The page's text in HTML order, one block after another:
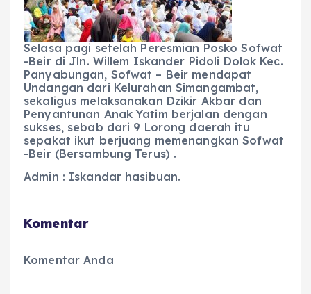
Selasa pagi setelah Peresmian Posko Sofwat
-Beir di Jln. Willem Iskander Pidoli Dolok Kec.
Panyabungan, Sofwat – Beir mendapat
Undangan dari Kelurahan Simangambat,
sekaligus melaksanakan Dzikir Akbar dan
Penyantunan Anak Yatim berjalan dengan
sukses, sebab dari 9 Lorong daerah itu
sepakat ikut berjuang memenangkan Sofwat
-Beir (Bersambung Terus) .
Admin : Iskandar hasibuan.
Komentar
Komentar Anda